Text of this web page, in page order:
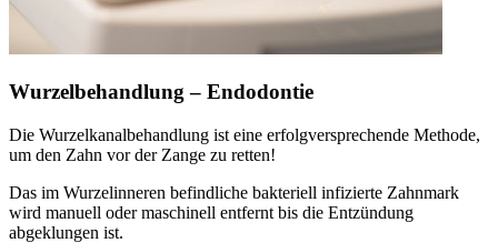
Wurzelbehandlung – Endodontie
Die Wurzelkanalbehandlung ist eine erfolgversprechende Methode,
um den Zahn vor der Zange zu retten!
Das im Wurzelinneren befindliche bakteriell infizierte Zahnmark
wird manuell oder maschinell entfernt bis die Entzündung
abgeklungen ist.